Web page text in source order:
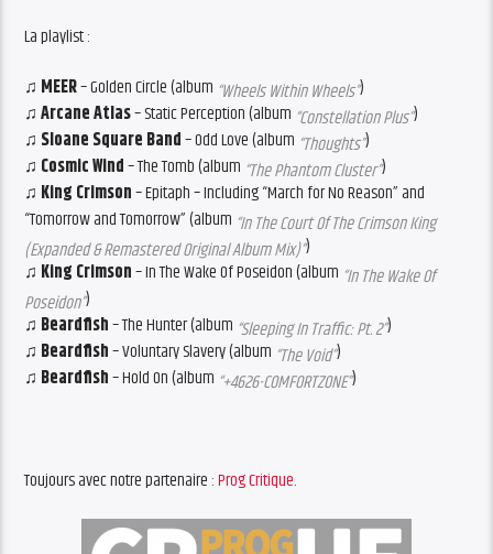
La playlist :
♫ MEER– Golden Circle (album “Wheels Within Wheels”)
♫ Arcane Atlas– Static Perception (album “Constellation Plus”)
♫ Sloane Square Band– Odd Love (album “Thoughts”)
♫ Cosmic Wind– The Tomb (album “The Phantom Cluster”)
♫ King Crimson– Epitaph – Including “March for No Reason” and
“Tomorrow and Tomorrow” (album “In The Court Of The Crimson King
(Expanded & Remastered Original Album Mix)”)
♫ King Crimson– In The Wake Of Poseidon (album “In The Wake Of
Poseidon”)
♫ Beardfish– The Hunter (album “Sleeping In Traffic: Pt. 2”)
♫ Beardfish– Voluntary Slavery (album “The Void”)
♫ Beardfish– Hold On (album “+4626-COMFORTZONE”)
Toujours avec notre partenaire :Prog Critique.